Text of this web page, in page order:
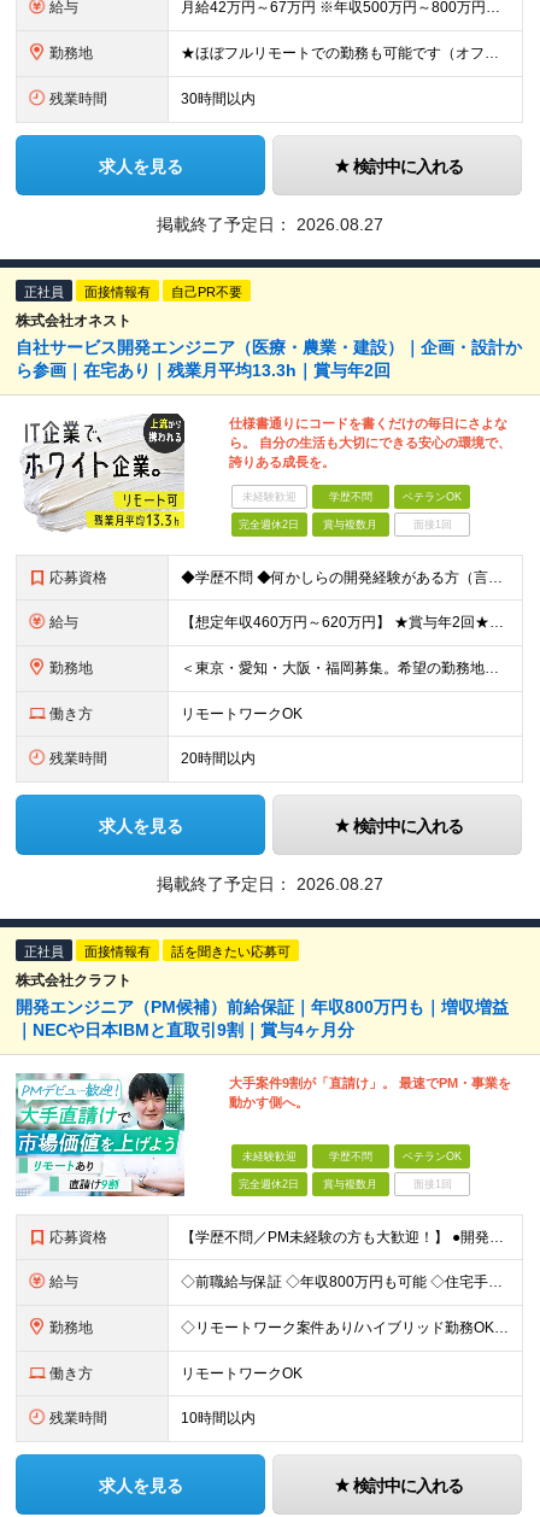
給与 月給42万円～67万円 ※年収500万円～800万円を想定しています ★昇給年2回(実績・評価による) ★業績賞与あり（半期と通年/実績・評価による) ★インセンティブ制度あり (社員紹介、新規事業企
勤務地 ★ほぼフルリモートでの勤務も可能です（オフィス出社、リモート勤務を選択ができます） ※2ヶ月に一度実施する「全社会」への参加（出社）が必須であり、 業務のフェーズの応じて出社を推奨する場合があります
残業時間 30時間以内
求人を見る 検討中に入れる
掲載終了予定日： 2026.08.27
正社員 面接情報有 自己PR不要
株式会社オネスト
自社サービス開発エンジニア（医療・農業・建設）｜企画・設計か
ら参画｜在宅あり｜残業月平均13.3h｜賞与年2回
仕様書通りにコードを書くだけの毎日にさよな
ら。 自分の生活も大切にできる安心の環境で、
誇りある成長を。
未経験歓迎 学歴不問 ベテランOK
完全週休2日 賞与複数月 面接1回
応募資格 ◆学歴不問 ◆何かしらの開発経験がある方（言語不問） ＜以下のような方を歓迎します＞ ◎自社プロダクト開発に携わりたい方 ◎新しいサービスの企画から挑戦してみたい方 ◎これまでの経験を活かし管理職を
給与 【想定年収460万円～620万円】 ★賞与年2回★勤務地手当あり 月給30万円～41万円 ＜各種手当＞ ■勤務地手当（東京2万円／月、大阪1万円／月、名古屋5000円／月） ■通勤手当（月額5万円ま
勤務地 ＜東京・愛知・大阪・福岡募集。希望の勤務地で働けます＞ 希望通りの配属＆転勤も基本なし！ 「プロジェクト人員の枠を広げたい」などといった、 会社からの強制的な異動・出向依頼はありません。 ■東京オフ
働き方 リモートワークOK
残業時間 20時間以内
求人を見る 検討中に入れる
掲載終了予定日： 2026.08.27
正社員 面接情報有 話を聞きたい応募可
株式会社クラフト
開発エンジニア（PM候補）前給保証｜年収800万円も｜増収増益
｜NECや日本IBMと直取引9割｜賞与4ヶ月分
大手案件9割が「直請け」。 最速でPM・事業を
動かす側へ。
未経験歓迎 学歴不問 ベテランOK
完全週休2日 賞与複数月 面接1回
応募資格 【学歴不問／PM未経験の方も大歓迎！】 ●開発エンジニアとしての実務経験をお持ちの方 ～採用担当者より～ 「PM経験が一切ない」という方もご心配なく！ 面接で一番大切にしているのは「これまでどんな業
給与 ◇前職給与保証 ◇年収800万円も可能 ◇住宅手当・賞与年間4か月支給実績あり＋業績により、別途決算賞与あり 【PM・PL候補】 数名規模のチームでの進捗管理や、後輩・メンバーの指導・フォロー経験が
勤務地 ◇リモートワーク案件あり/ハイブリッド勤務OK 【本社】東京都豊島区高田3-14-29 KDX高田馬場ビル2F ┗都内、神奈川県のプロジェクト先での勤務もございます。 ＜プロジェクト先エリア例＞
働き方 リモートワークOK
残業時間 10時間以内
求人を見る 検討中に入れる